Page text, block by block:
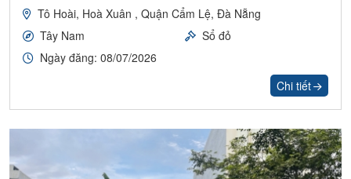
Tô Hoài, Hoà Xuân , Quận Cẩm Lệ, Đà Nẵng
Tây Nam
Sổ đỏ
Ngày đăng: 08/07/2026
Chi tiết